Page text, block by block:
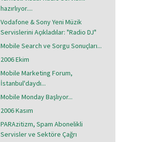
hazırlıyor....
Vodafone & Sony Yeni Müzik
Servislerini Açıkladılar: "Radio DJ"
Mobile Search ve Sorgu Sonuçları...
2006 Ekim
Mobile Marketing Forum,
İstanbul'daydı...
Mobile Monday Başlıyor...
2006 Kasım
PARAzitizm, Spam Abonelikli
Servisler ve Sektöre Çağrı